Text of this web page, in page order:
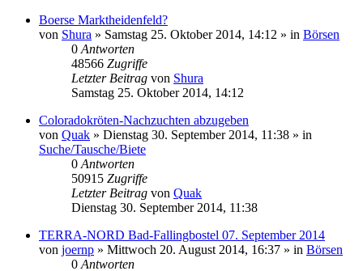
Boerse Marktheidenfeld?
von Shura » Samstag 25. Oktober 2014, 14:12 » in Börsen
0 Antworten
48566 Zugriffe
Letzter Beitrag von Shura
Samstag 25. Oktober 2014, 14:12
Coloradokröten-Nachzuchten abzugeben
von Quak » Dienstag 30. September 2014, 11:38 » in
Suche/Tausche/Biete
0 Antworten
50915 Zugriffe
Letzter Beitrag von Quak
Dienstag 30. September 2014, 11:38
TERRA-NORD Bad-Fallingbostel 07. September 2014
von joernp » Mittwoch 20. August 2014, 16:37 » in Börsen
0 Antworten